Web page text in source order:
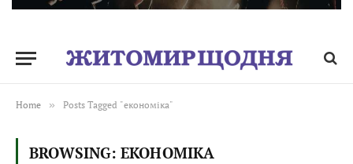
Home » Posts Tagged "економіка"
BROWSING: ЕКОНОМІКА